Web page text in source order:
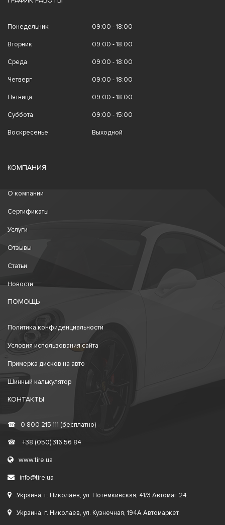
Понедельник 09:00 - 18:00
Вторник 09:00 - 18:00
Среда 09:00 - 18:00
Четверг 09:00 - 18:00
Пятница 09:00 - 18:00
Суббота 09:00 - 15:00
Воскресенье Выходной
КОМПАНИЯ
О компании
Сертификаты
Услуги
Отзывы
Статьи
Новости
ПОМОЩЬ
Политика конфиденциальности
Условия использования сайта
Примерка дисков на авто
Шинный калькулятор
КОНТАКТЫ
☎ 0 800 215 111 (бесплатно)
☎ +38 (050) 316 56 84
www.tire.ua
info@tire.ua
Украина, г. Николаев, ул. Потемкинская, 41/3 Автомаг 24.
Украина, г. Николаев, ул. Кузнечная, 194А Автомаркет.